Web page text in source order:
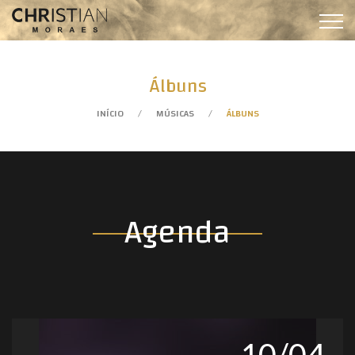
Álbuns
INÍCIO MÚSICAS ÁLBUNS
Agenda